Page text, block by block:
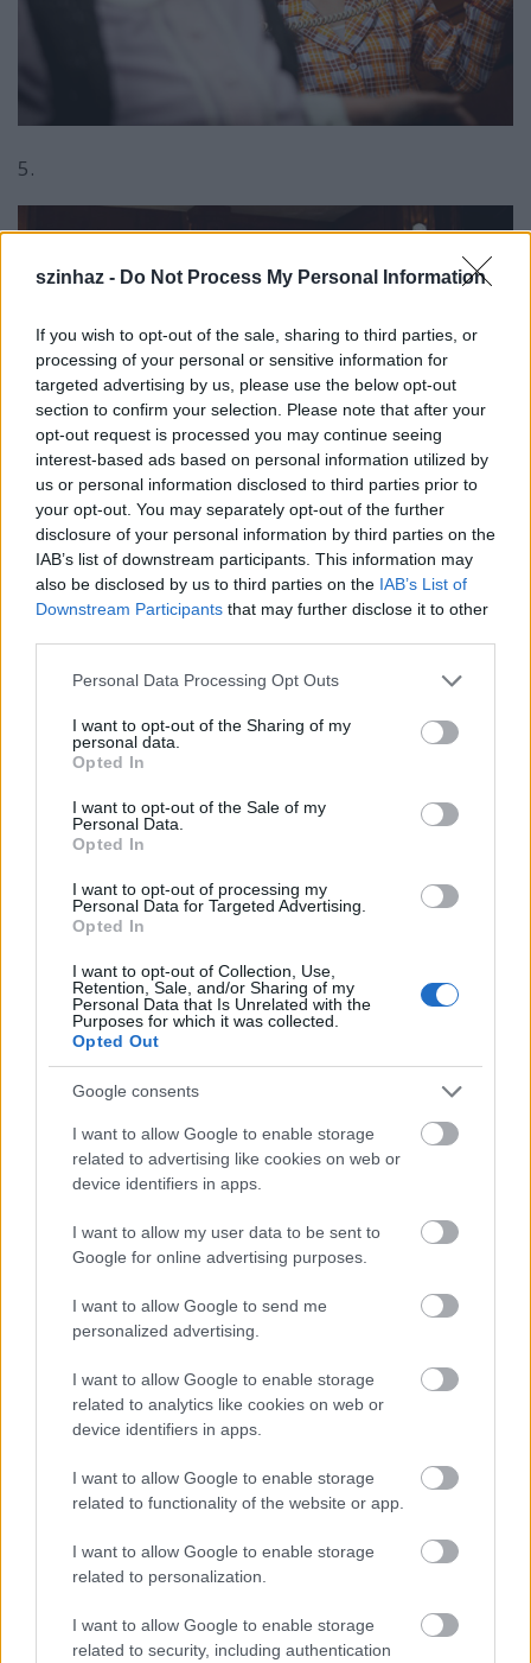
szinhaz - Do Not Process My Personal Information
If you wish to opt-out of the sale, sharing to third parties, or
processing of your personal or sensitive information for
targeted advertising by us, please use the below opt-out
section to confirm your selection. Please note that after your
opt-out request is processed you may continue seeing
interest-based ads based on personal information utilized by
us or personal information disclosed to third parties prior to
your opt-out. You may separately opt-out of the further
disclosure of your personal information by third parties on the
IAB’s list of downstream participants. This information may
also be disclosed by us to third parties on the IAB’s List of
Downstream Participants that may further disclose it to other
Please note that this website/app uses one or more Google
not limited to your visit or usage behaviour. You may click to
grant or deny consent to Google and its third-party tags to
use your data for below specified purposes in below Google
consent section.
Personal Data Processing Opt Outs
I want to opt-out of the Sharing of my
personal data.
Opted In
I want to opt-out of the Sale of my
Personal Data.
Opted In
I want to opt-out of processing my
Personal Data for Targeted Advertising.
Opted In
I want to opt-out of Collection, Use,
Retention, Sale, and/or Sharing of my
Personal Data that Is Unrelated with the
Purposes for which it was collected.
Opted Out
Google consents
I want to allow Google to enable storage
related to advertising like cookies on web or
device identifiers in apps.
I want to allow my user data to be sent to
Google for online advertising purposes.
I want to allow Google to send me
personalized advertising.
I want to allow Google to enable storage
related to analytics like cookies on web or
device identifiers in apps.
I want to allow Google to enable storage
related to functionality of the website or app.
I want to allow Google to enable storage
related to personalization.
I want to allow Google to enable storage
related to security, including authentication
5.